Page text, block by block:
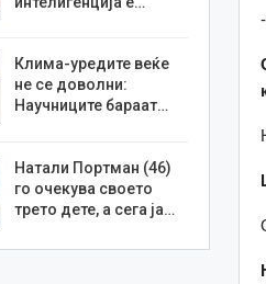
Клима-уредите веќе
не се доволни:
Научниците бараат…
Натали Портман (46)
го очекува своето
трето дете, а сега ја…